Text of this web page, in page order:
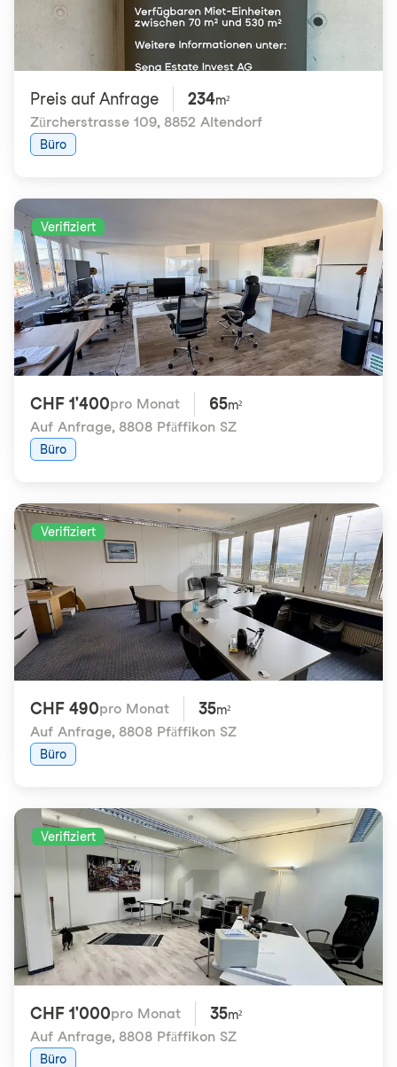
Preis auf Anfrage 234m²
Zürcherstrasse 109, 8852 Altendorf
Büro
Verifiziert
CHF 1'400pro Monat 65m²
Auf Anfrage, 8808 Pfäffikon SZ
Büro
Verifiziert
CHF 490pro Monat 35m²
Auf Anfrage, 8808 Pfäffikon SZ
Büro
Verifiziert
CHF 1'000pro Monat 35m²
Auf Anfrage, 8808 Pfäffikon SZ
Büro